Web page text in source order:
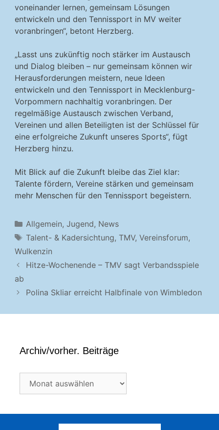
voneinander lernen, gemeinsam Lösungen
entwickeln und den Tennissport in MV weiter
voranbringen“, betont Herzberg.
„Lasst uns zukünftig noch stärker im Austausch
und Dialog bleiben – nur gemeinsam können wir
Herausforderungen meistern, neue Ideen
entwickeln und den Tennissport in Mecklenburg-
Vorpommern nachhaltig voranbringen. Der
regelmäßige Austausch zwischen Verband,
Vereinen und allen Beteiligten ist der Schlüssel für
eine erfolgreiche Zukunft unseres Sports“, fügt
Herzberg hinzu.
Mit Blick auf die Zukunft bleibe das Ziel klar:
Talente fördern, Vereine stärken und gemeinsam
mehr Menschen für den Tennissport begeistern.
Kategorien
Allgemein, Jugend, News
Schlagwörter
Talent- & Kadersichtung, TMV, Vereinsforum,
Wulkenzin
Hitze-Wochenende – TMV sagt Verbandsspiele
ab
Polina Skliar erreicht Halbfinale von Wimbledon
Archiv/vorher. Beiträge
Beiträge